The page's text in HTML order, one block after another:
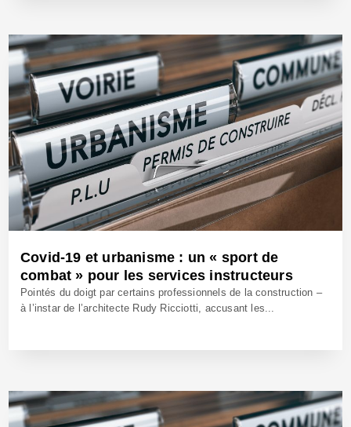
11 Mai 2020 - Réf: BW40108
Covid-19 et urbanisme : un « sport de
combat » pour les services instructeurs
Pointés du doigt par certains professionnels de la construction –
à l’instar de l’architecte Rudy Ricciotti, accusant les...
4 Mai 2020 - Réf: BW40104